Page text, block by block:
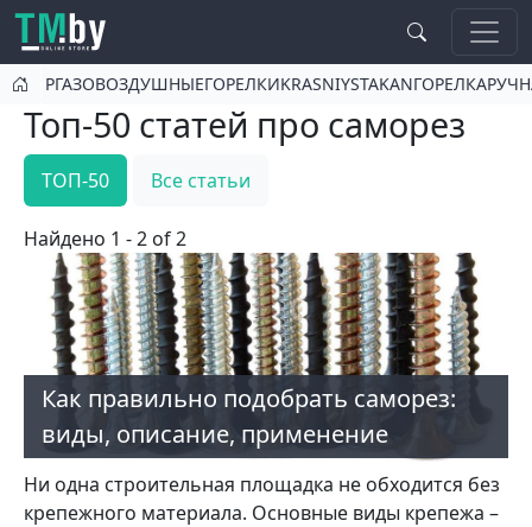
Перейти к основному содержанию
Топ-50 статей про саморез
ТОП-50 Все статьи
Найдено 1 - 2 of 2
Как правильно подобрать саморез:
виды, описание, применение
Ни одна строительная площадка не обходится без
крепежного материала. Основные виды крепежа –